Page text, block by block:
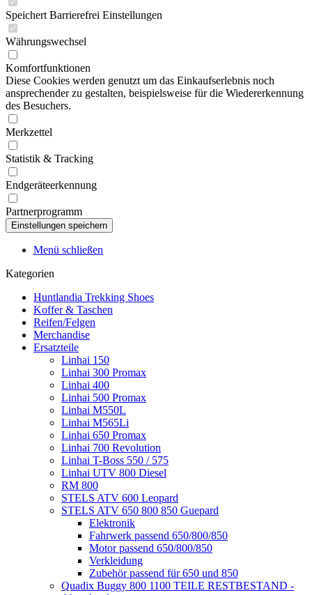
Speichert Barrierefrei Einstellungen
Währungswechsel
Komfortfunktionen
Diese Cookies werden genutzt um das Einkaufserlebnis noch
ansprechender zu gestalten, beispielsweise für die Wiedererkennung
des Besuchers.
Merkzettel
Statistik & Tracking
Endgeräteerkennung
Partnerprogramm
Menü schließen
Kategorien
Huntlandia Trekking Shoes
Koffer & Taschen
Reifen/Felgen
Merchandise
Ersatzteile
Linhai 150
Linhai 300 Promax
Linhai 400
Linhai 500 Promax
Linhai M550L
Linhai M565Li
Linhai 650 Promax
Linhai 700 Revolution
Linhai T-Boss 550 / 575
Linhai UTV 800 Diesel
RM 800
STELS ATV 600 Leopard
STELS ATV 650 800 850 Guepard
Elektronik
Fahrwerk passend 650/800/850
Motor passend 650/800/850
Verkleidung
Zubehör passend für 650 und 850
Quadix Buggy 800 1100 TEILE RESTBESTAND -